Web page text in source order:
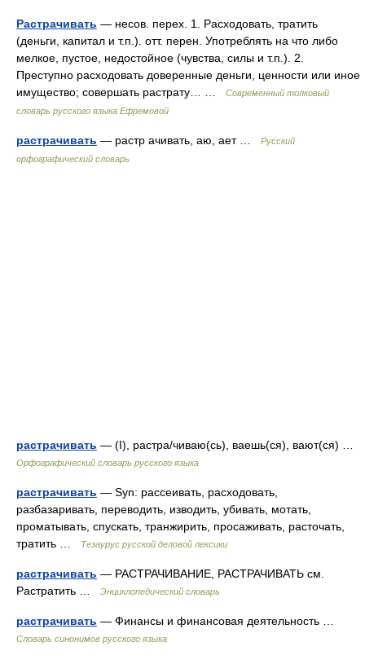
Растрачивать — несов. перех. 1. Расходовать, тратить
(деньги, капитал и т.п.). отт. перен. Употреблять на что либо
мелкое, пустое, недостойное (чувства, силы и т.п.). 2.
Преступно расходовать доверенные деньги, ценности или иное
имущество; совершать растрату… …
Современный толковый
словарь русского языка Ефремовой
растрачивать — растр ачивать, аю, ает …
Русский
орфографический словарь
растрачивать — (I), растра/чиваю(сь), ваешь(ся), вают(ся) …
Орфографический словарь русского языка
растрачивать — Syn: рассеивать, расходовать,
разбазаривать, переводить, изводить, убивать, мотать,
проматывать, спускать, транжирить, просаживать, расточать,
тратить …
Тезаурус русской деловой лексики
растрачивать — РАСТРАЧИВАНИЕ, РАСТРАЧИВАТЬ см.
Растратить …
Энциклопедический словарь
растрачивать — Финансы и финансовая деятельность …
Словарь синонимов русского языка